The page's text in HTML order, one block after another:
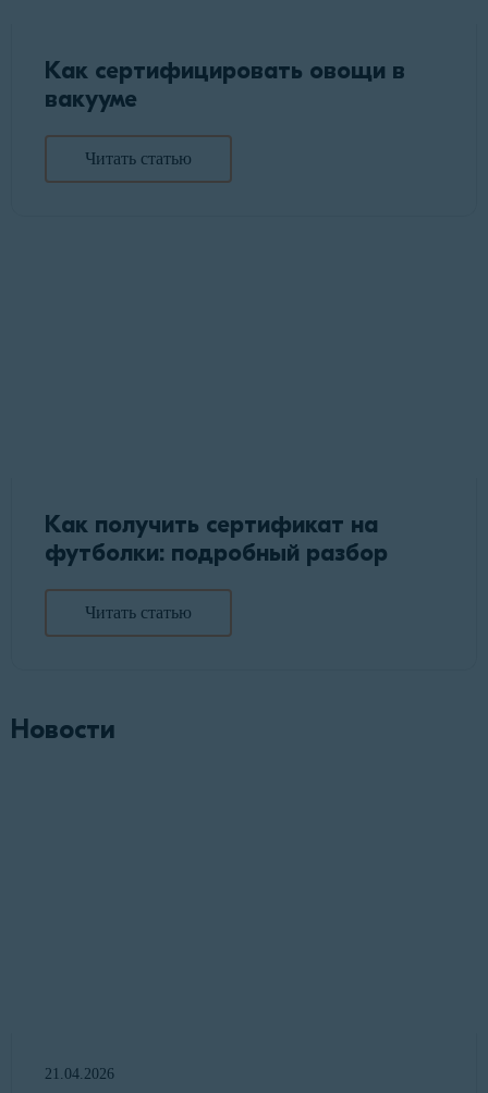
Как сертифицировать овощи в
вакууме
Читать статью
Как получить сертификат на
футболки: подробный разбор
Читать статью
Новости
21.04.2026